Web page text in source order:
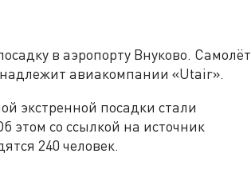
в аэропорту Внуково. Самолёт
авиакомпании «Utair».
экстренной посадки стали
этом со ссылкой на источник
240 человек.